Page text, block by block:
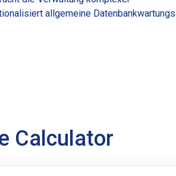
allgemeine
Calculator